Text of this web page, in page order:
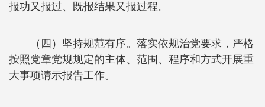
报功又报过、既报结果又报过程。
（四）坚持规范有序。落实依规治党要求，严格
按照党章党规规定的主体、范围、程序和方式开展重
大事项请示报告工作。